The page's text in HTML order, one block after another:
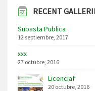
RECENT
Subasta Publica
12 septiembre, 2017
xxx
27 octubre, 2016
Licenciaf
20 octubre, 2016